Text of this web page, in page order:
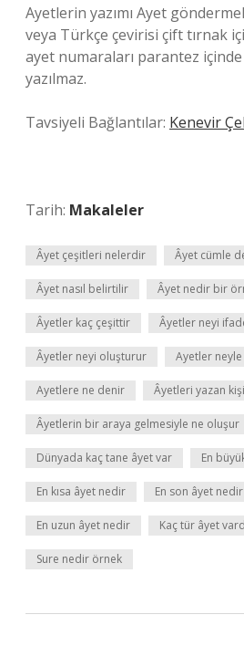
Ayetlerin yazımı Ayet
veya Türkçe çevirisi çift tırnak
ayet numaraları parantez
yazılmaz.
Tavsiyeli Bağlantılar: Kenevir
Tarih: Makaleler
Âyet çeşitleri nelerdir Âyet cümle
Âyet nasıl belirtilir Âyet nedir bir
Âyetler kaç çeşittir Âyetler neyi
Âyetler neyi oluşturur Ayetler
Ayetlere ne denir Âyetleri yazan
Âyetlerin bir araya gelmesiyle ne oluşur
Dünyada kaç tane âyet var En
En kısa âyet nedir En son âyet nedir
En uzun âyet nedir Kaç tür âyet
Sure nedir örnek